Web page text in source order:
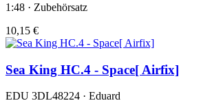
1:48 · Zubehörsatz
10,15 €
Sea King HC.4 - Space[ Airfix]
EDU 3DL48224 · Eduard